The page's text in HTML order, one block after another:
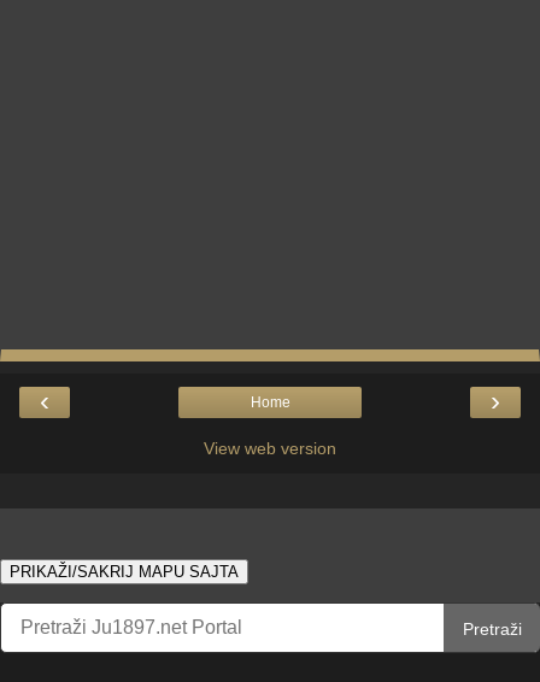
‹ ›
Home
View web version
PRIKAŽI/SAKRIJ MAPU SAJTA
Pretraži